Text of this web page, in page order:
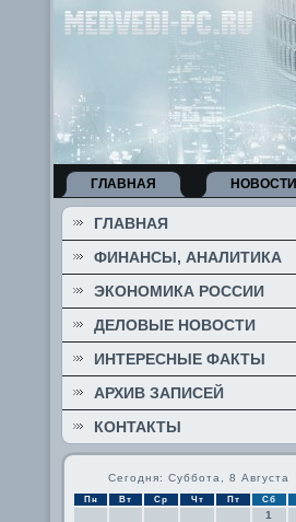
ГЛАВНАЯ НОВОСТИ
ГЛАВНАЯ
ФИНАНСЫ, АНАЛИТИКА
ЭКОНОМИКА РОССИИ
ДЕЛОВЫЕ НОВОСТИ
ИНТЕРЕСНЫЕ ФАКТЫ
АРХИВ ЗАПИСЕЙ
КОНТАКТЫ
Сегодня: Суббота, 8 Августа
Пн Вт Ср Чт Пт Сб
1